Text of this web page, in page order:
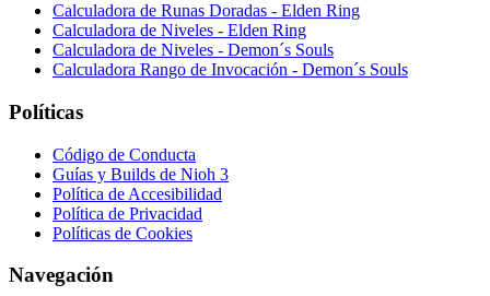
Calculadora de Runas Doradas - Elden Ring
Calculadora de Niveles - Elden Ring
Calculadora de Niveles - Demon´s Souls
Calculadora Rango de Invocación - Demon´s Souls
Políticas
Código de Conducta
Guías y Builds de Nioh 3
Política de Accesibilidad
Política de Privacidad
Políticas de Cookies
Navegación